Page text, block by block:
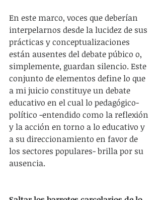
En este marco, voces que deberían
interpelarnos desde la lucidez de sus
prácticas y conceptualizaciones
están ausentes del debate púbico o,
simplemente, guardan silencio. Este
conjunto de elementos define lo que
a mi juicio constituye un debate
educativo en el cual lo pedagógico-
político -entendido como la reflexión
y la acción en torno a lo educativo y
a su direccionamiento en favor de
los sectores populares- brilla por su
ausencia.